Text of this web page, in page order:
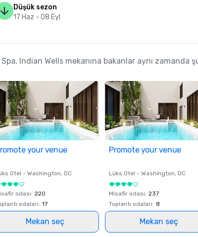
Düşük sezon
17 Haz - 08 Eyl
Indian Wells mekanına bakanlar aynı zamanda
your venue
Otel - Washington, DC
odası: 220
odaları: 17
Mekan seç
Promote your venue
Lüks Otel - Washington, DC
Misafir odası: 237
Toplantı odaları: 8
Mekan seç